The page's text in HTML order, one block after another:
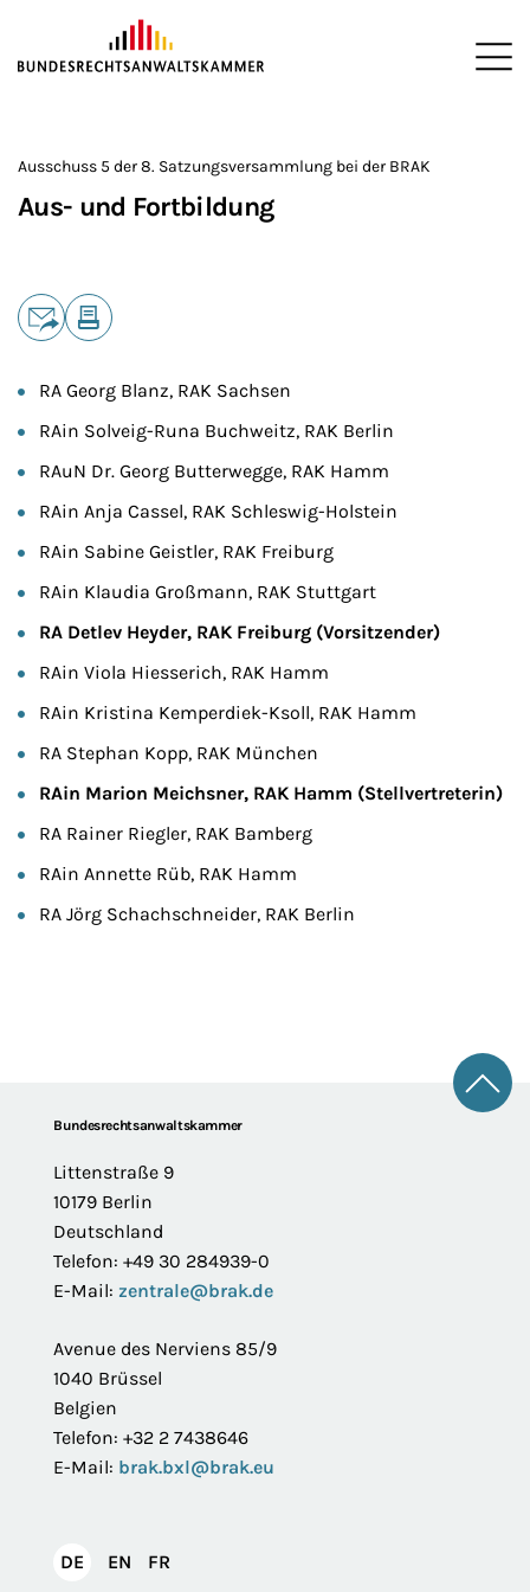
ZUM HAUPTINHALT SPRINGEN
Ausschuss 5 der 8. Satzungsversammlung bei der BRAK
Aus- und Fortbildung
Teilen
RA Georg Blanz, RAK Sachsen
RAin Solveig-Runa Buchweitz, RAK Berlin
RAuN Dr. Georg Butterwegge, RAK Hamm
RAin Anja Cassel, RAK Schleswig-Holstein
RAin Sabine Geistler, RAK Freiburg
RAin Klaudia Großmann, RAK Stuttgart
RA Detlev Heyder, RAK Freiburg (Vorsitzender)
RAin Viola Hiesserich, RAK Hamm
RAin Kristina Kemperdiek-Ksoll, RAK Hamm
RA Stephan Kopp, RAK München
RAin Marion Meichsner, RAK Hamm (Stellvertreterin)
RA Rainer Riegler, RAK Bamberg
RAin Annette Rüb, RAK Hamm
RA Jörg Schachschneider, RAK Berlin
FooterBundesrechtsanwaltskammer
Littenstraße 9
10179 Berlin
Deutschland
Telefon: +49 30 284939-0
E-Mail: zentrale@brak.de
Avenue des Nerviens 85/9
1040 Brüssel
Belgien
Telefon: +32 2 7438646
E-Mail: brak.bxl@brak.eu
DEDeutsch
EN English
FR